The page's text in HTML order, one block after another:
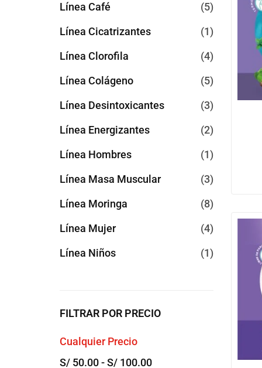
Línea Café
5
Línea Cicatrizantes
1
Línea Clorofila
4
Línea Colágeno
5
Línea Desintoxicantes
3
Línea Energizantes
2
Línea Hombres
1
Línea Masa Muscular
3
Línea Moringa
8
Línea Mujer
4
Línea Niños
1
FILTRAR POR PRECIO
Cualquier Precio
S/ 50.00-S/ 100.00